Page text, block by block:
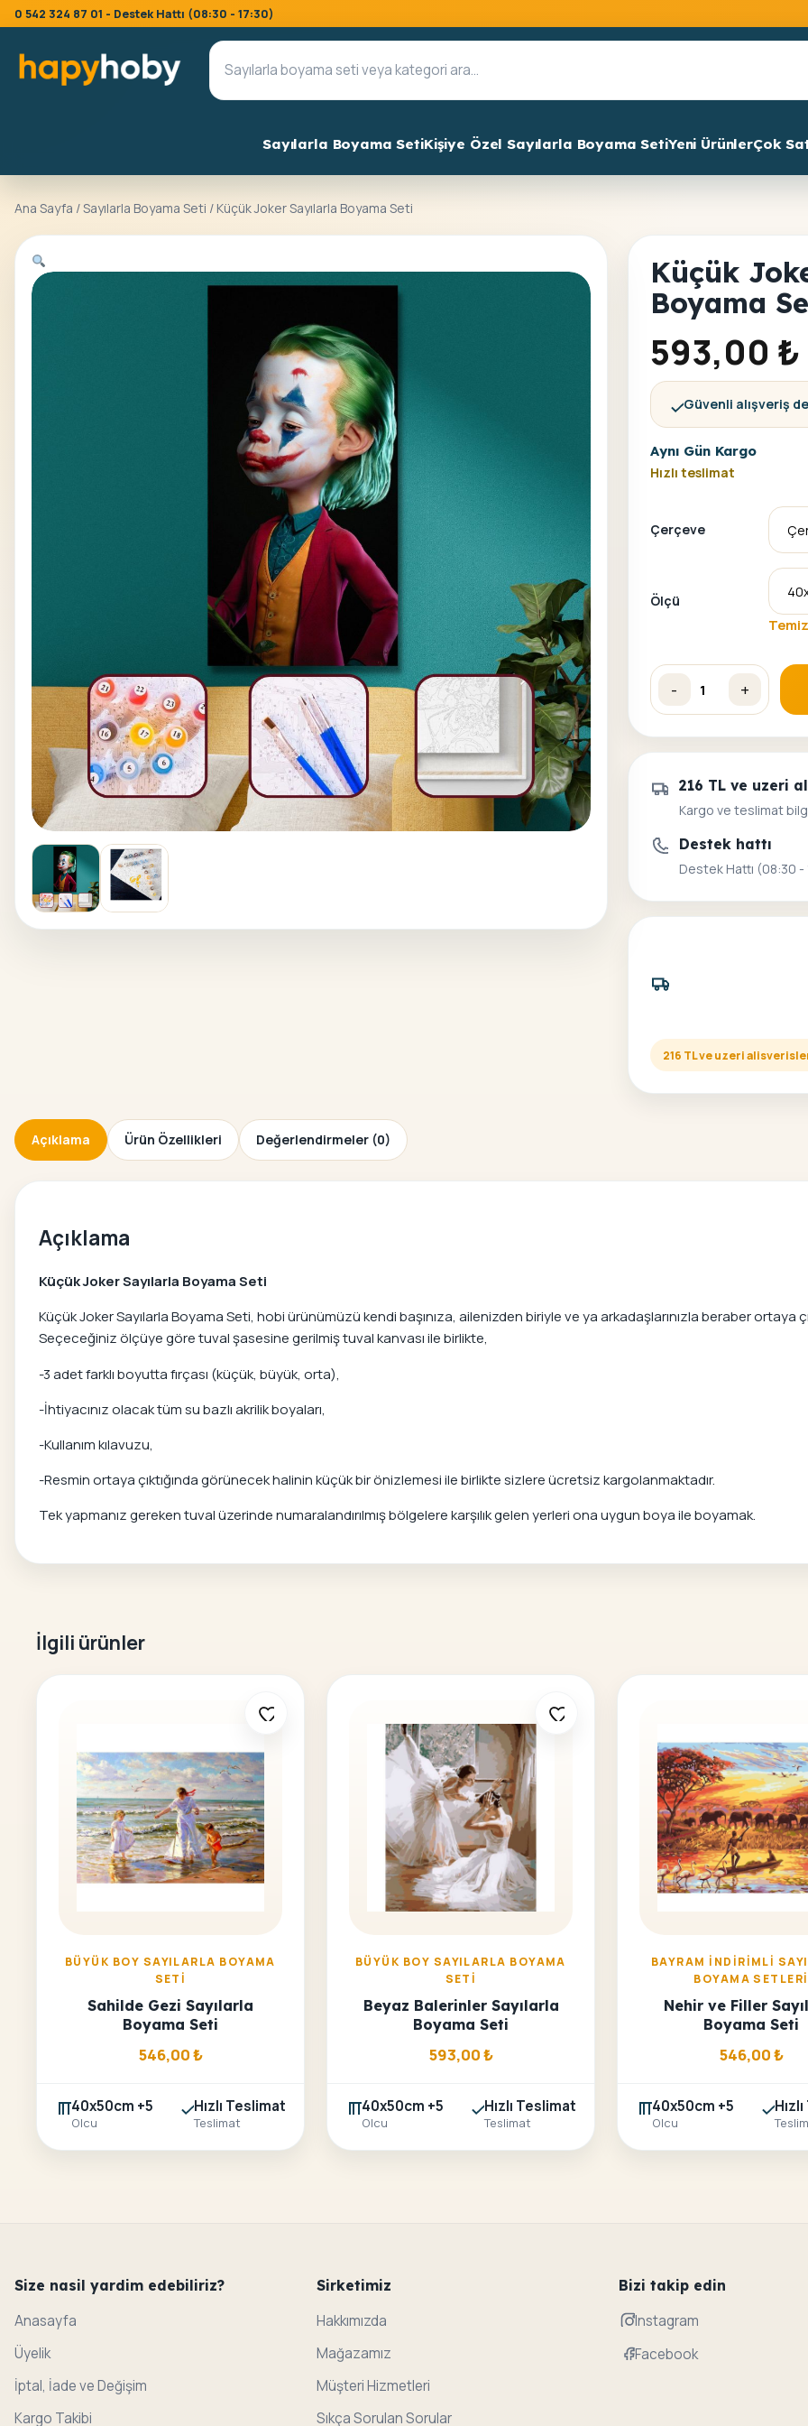
0 542 324 87 01 - Destek Hattı (08:30 - 17:30)
Sayılarla Boyama SetiKişiye Özel Sayılarla Boyama SetiYeni ÜrünlerÇok
Ana Sayfa /Sayılarla Boyama Seti / Küçük Joker Sayılarla Boyama Seti
Küçük
Boyama
593,00 ₺
Güvenli alışveriş
Aynı Gün Kargo
Hızlı teslimat
Çerçeve
Ölçü
-
Küçük Joker Sayılarla
+
216 TL ve uzeri
Kargo ve teslimat
Destek hattı
Destek Hattı (08:30 -
216 TL ve uzeri
Açıklama Ürün Özellikleri Değerlendirmeler (0)
Açıklama
Küçük Joker Sayılarla Boyama Seti
Küçük Joker Sayılarla Boyama Seti, hobi ürünümüzü kendi başınıza, ailenizden biriyle ve ya arkadaşlarınızla beraber ortaya
Seçeceğiniz ölçüye göre tuval şasesine gerilmiş tuval kanvası ile birlikte,
-3 adet farklı boyutta fırçası (küçük, büyük, orta),
-İhtiyacınız olacak tüm su bazlı akrilik boyaları,
-Kullanım kılavuzu,
-Resmin ortaya çıktığında görünecek halinin küçük bir önizlemesi ile birlikte sizlere ücretsiz kargolanmaktadır.
Tek yapmanız gereken tuval üzerinde numaralandırılmış bölgelere karşılık gelen yerleri ona uygun boya ile boyamak.
İlgili ürünler
BÜYÜK BOY SAYILARLA BOYAMA
SETI
Sahilde Gezi Sayılarla
Boyama Seti
546,00₺
40x50cm +5
Olcu
Hızlı Teslimat
Teslimat
BÜYÜK BOY SAYILARLA BOYAMA
SETI
Beyaz Balerinler Sayılarla
Boyama Seti
593,00₺
40x50cm +5
Olcu
Hızlı Teslimat
Teslimat
BAYRAM İNDIRIMLI
BOYAMA SETLERI
Nehir ve Filler
Boyama Seti
546,00₺
40x50cm +5
Olcu
Size nasil yardim edebiliriz?
Anasayfa
Üyelik
İptal, İade ve Değişim
Kargo Takibi
Sirketimiz
Hakkımızda
Mağazamız
Müşteri Hizmetleri
Sıkça Sorulan Sorular
Bizi takip edin
Instagram
Facebook